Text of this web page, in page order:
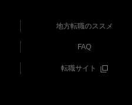
地方転職のススメ
FAQ
転職サイト